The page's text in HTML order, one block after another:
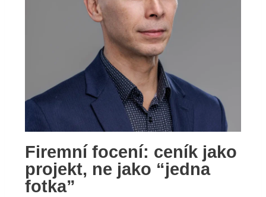
Firemní focení: ceník jako
projekt, ne jako “jedna
fotka”